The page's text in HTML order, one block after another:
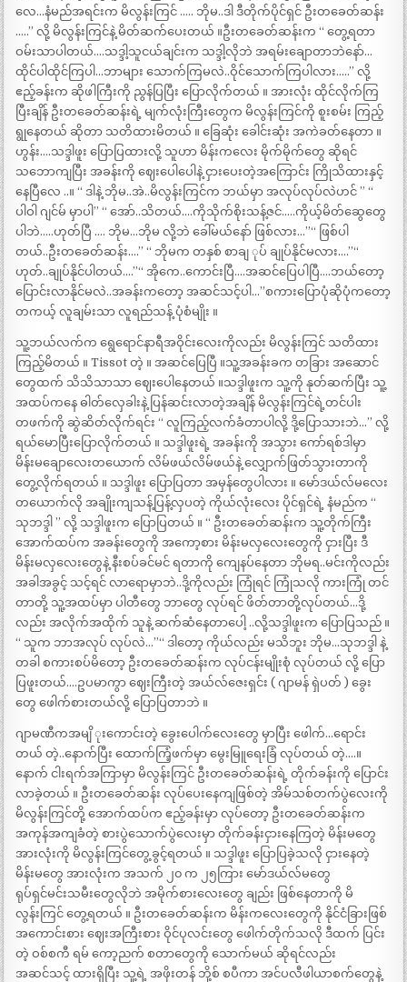
လေ…နံမည်အရင်းက မိလွန်းကြင် ….. ဘိုမ..ဒါ ဒီတိုက်ပိုင်ရှင် ဦးတခေတ်ဆန်း
…..” လို့ မိလွန်းကြင်နဲ့ မိတ်ဆက်ပေးတယ် ။ဦးတခေတ်ဆန်းက “ တွေ့ရတာ
ဝမ်းသာပါတယ်….သဒ္ဒါ့သူငယ်ချင်းက သဒ္ဒါ့လိုဘဲ အရမ်းချောတာဘဲနော်…
ထိုင်ပါထိုင်ကြပါ…ဘာများ သောက်ကြမလဲ..ဝိုင်သောက်ကြပါလား…..” လို့
ဧည့်ခန်းက ဆိုဖါကြီးကို ညွန်ပြပြီး ပြောလိုက်တယ် ။ အားလုံး ထိုင်လိုက်ကြ
ပြီးချိန် ဦးတခေတ်ဆန်းရဲ့ မျက်လုံးကြီးတွေက မိလွန်းကြင်ကို စူးစမ်း ကြည့်
ရွုနေတယ် ဆိုတာ သတိထားမိတယ် ။ ခြေဆုံး ခေါင်းဆုံး အကဲခတ်နေတာ ။
ဟွန်း….သဒ္ဒါဖူး ပြောပြထားလို့ သူဟာ မိန်းကလေး မိုက်မိုက်တွေ ဆိုရင်
သဘောကျပြီး အခန်းကို ဈေးပေါပေါနဲ့ ငှားပေးတဲ့အကြောင်း ကြိုသိထားနှင့်
နေပြီလေ ..။ “ ဒါနဲ့ ဘိုမ..အဲ..မိလွန်းကြင်က ဘယ်မှာ အလုပ်လုပ်လဲဟင် ” “
ပါဝါ ဂျင်မ် မှာပါ” “ အော်..သိတယ်….ကိုသိုက်စိုးသန့်ဇင်…..ကိုယ့်မိတ်ဆွေတွေ
ပါဘဲ…..ဟုတ်ပြီ …. ဘိုမ…ဘိုမ လို့ဘဲ ခေါ်မယ်နော် ဖြစ်လား…”“ ဖြစ်ပါ
တယ်..ဦးတခေတ်ဆန်း….” “ ဘိုမက တနှစ် စာချ ုပ် ချုပ်နိုင်မလား….”“
ဟုတ်..ချုပ်နိုင်ပါတယ်….”“ အိုကေ..ကောင်းပြီ….အဆင်ပြေပါပြီ….ဘယ်တော့
ပြောင်းလာနိုင်မလဲ..အခန်းကတော့ အဆင်သင့်ပါ…”စကားပြောပုံဆိုပုံကတော့
တကယ့် လူချမ်းသာ လူရည်သန့် ပုံစံမျိုး ။
သူ့ဘယ်လက်က ရွေရောင်နာရီအဝိုင်းလေးကိုလည်း မိလွန်းကြင် သတိထား
ကြည့်မိတယ် ။ Tissot တဲ့ ။ အဆင်ပြေပြီ ။သူ့အခန်းခက တခြား အဆောင်
တွေထက် သိသိသာသာ ဈေးပေါနေတယ် ။သဒ္ဒါဖူးက သူ့ကို နုတ်ဆက်ပြီး သူ့
အထပ်ကနေ ဓါတ်လှေခါးနဲ့ ပြန်ဆင်းလာတဲ့အချိန် မိလွန်းကြင်ရဲ့တင်ပါး
တဖက်ကို ဆွဲဆိတ်လိုက်ရင်း “ လူကြည့်လက်ခံတာပါလို့ ဒို့ပြောသားဘဲ…” လို့
ရယ်မောပြီးပြောလိုက်တယ် ။ သဒ္ဒါဖူးရဲ့ အခန်းကို အသွား ကော်ရစ်ဒါမှာ
မိန်းမချောလေးတယောက် လိမ်ဖယ်လိမ်ဖယ်နဲ့ လျှောက်ဖြတ်သွားတာကို
တွေ့လိုက်ရတယ် ။ သဒ္ဒါဖူး ပြောပြတာ အမှန်တွေပါလား ။ မော်ဒယ်လ်မလေး
တယောက်လို အချိုးကျသန့်ပြန့်လှပတဲ့ ကိုယ်လုံးလေး ပိုင်ရှင်ရဲ့ နံမည်က “
သုဘဒ္ဒါ ” လို့ သဒ္ဒါဖူးက ပြောပြတယ် ။ “ ဦးတခေတ်ဆန်းက သူ့တိုက်ကြီး
အောက်ထပ်က အခန်းတွေကို အကော့စား မိန်းမလှလေးတွေကို ငှားပြီး ဒီ
မိန်းမလှလေးတွေနဲ့ နီးစပ်ခင်မင် ရတာကို ကျေနပ်နေတာ ဘိုမရ..မင်းကိုလည်း
အခါအခွင့် သင့်ရင် လာရောမှာဘဲ..ဒို့ကိုလည်း ကြုံရင် ကြုံသလို ကားကြုံ တင်
တာတို့ သူ့အထပ်မှာ ပါတီတွေ ဘာတွေ လုပ်ရင် ဖိတ်တာတို့လုပ်တယ်…ဒို့
လည်း အလိုက်အထိုက် သူနဲ့ ဆက်ဆံနေတာပေါ့ ..လို့သဒ္ဒါဖူးက ပြောပြသည် ။
“ သူက ဘာအလုပ် လုပ်လဲ…”“ ဒါတော့ ကိုယ်လည်း မသိဘူး ဘိုမ…သုဘဒ္ဒါ နဲ့
တခါ စကားစပ်မိတော့ ဦးတခေတ်ဆန်းက လုပ်ငန်းမျိုးစုံ လုပ်တယ် လို့ ပြော
ပြဖူးတယ်….ဥပမာကွာ ဈေးကြီးတဲ့ အယ်လ်ဇေးရှင်း ( ဂျာမန် ရှဲပတ် ) ခွေး
တွေ ဖေါက်စားတယ်လို့ ပြောပြတာဘဲ ။
ဂျာမဏီကအမျိ ုးကောင်းတဲ့ ခွေးပေါက်လေးတွေ မှာပြီး ဖေါက်…ရောင်း
တယ် တဲ့..နောက်ပြီး ထောက်ကြံ့ဖက်မှာ မွေးမြူရေးခြံ လုပ်တယ် တဲ့….။
နောက် ငါးရက်အကြာမှာ မိလွန်းကြင် ဦးတခေတ်ဆန်းရဲ့ တိုက်ခန်းကို ပြောင်း
လာခဲ့တယ် ။ ဦးတခေတ်ဆန်း လုပ်ပေးနေကျဖြစ်တဲ့ အိမ်သစ်တက်ပွဲလေးကို
မိလွန်းကြင်တို့ အောက်ထပ်က ဧည့်ခန်းမှာ လုပ်တော့ ဦးတခေတ်ဆန်းက
အကုန်အကျခံတဲ့ စားပွဲသောက်ပွဲလေးမှာ တိုက်ခန်းငှားနေကြတဲ့ မိန်းမတွေ
အားလုံးကို မိလွန်းကြင်တွေ့ခွင့်ရတယ် ။ သဒ္ဒါဖူး ပြောပြခဲ့သလို ငှားနေတဲ့
မိန်းမတွေ အားလုံးက အသက် ၂၀ က ၂၅ကြား မော်ဒယ်လ်မတွေ
ရုပ်ရှင်မင်းသမီးတွေလိုဘဲ အမိုက်စားလေးတွေ ချည်း ဖြစ်နေတာကို မိ
လွန်းကြင် တွေ့ရတယ် ။ ဦးတခေတ်ဆန်းက မိန်းကလေးတွေကို နိုင်ငံခြားဖြစ်
အကောင်းစား ဈေးအကြီးစား ဝိုင်ပုလင်းတွေ ဖေါက်တိုက်သလို ဒီထက် ပြင်း
တဲ့ ဝစ်စကီ ရမ် ကော့ညက် စတာတွေကို သောက်မယ် ဆိုရင်လည်း
အဆင်သင့် ထားရှိပြီး သူ့ရဲ့ အဖိုးတန် ဘို့စ် စပီကာ အင်ပလီဖါယာစက်တွေနဲ့